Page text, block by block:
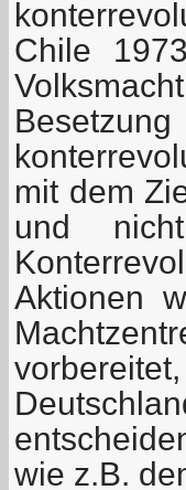
Chile
mit dem
und
Aktionen
wie z.B.